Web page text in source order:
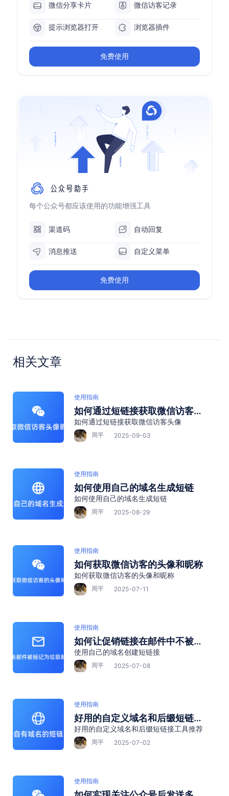
微信分享卡片 微信访客记录
提示浏览器打开 浏览器插件
免费使用
每个公众号都应该使用的功能增强工具
渠道码 自动回复
消息推送 自定义菜单
免费使用
相关文章
使用指南
如何通过短链接获取微信访客头
像
如何通过短链接获取微信访客头像
周平 2025-09-03
使用指南
如何使用自己的域名生成短链
如何使用自己的域名生成短链
周平 2025-08-29
使用指南
如何获取微信访客的头像和昵称
如何获取微信访客的头像和昵称
周平 2025-07-11
使用指南
如何让促销链接在邮件中不被标
记为垃圾信息？→ 绑定企业域
名”
使用自己的域名创建短链接
周平 2025-07-08
使用指南
好用的自定义域名和后缀短链接
工具推荐
好用的自定义域名和后缀短链接工具推荐
周平 2025-07-02
使用指南